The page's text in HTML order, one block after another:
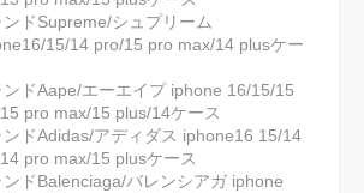
ンドSupreme/シュプリーム
15/14 pro/15 pro max/14 plusケー
ンドAape/エーエイプ iphone 16/15/15
pro max/15 plus/14ケース
ンドAdidas/アディダス iphone16 15/14
pro max/15 plusケース
ンドBalenciaga/バレンシアガ iphone